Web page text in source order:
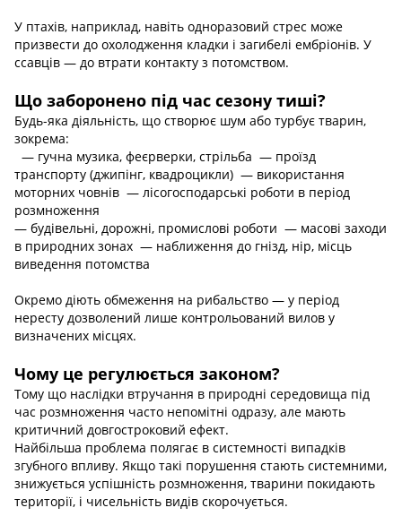
У птахів, наприклад, навіть одноразовий стрес може
призвести до охолодження кладки і загибелі ембріонів. У
ссавців — до втрати контакту з потомством.
Що заборонено під час сезону тиші?
Будь-яка діяльність, що створює шум або турбує тварин,
зокрема:
— гучна музика, феєрверки, стрільба — проїзд
транспорту (джипінг, квадроцикли) — використання
моторних човнів — лісогосподарські роботи в період
розмноження
— будівельні, дорожні, промислові роботи — масові заходи
в природних зонах — наближення до гнізд, нір, місць
виведення потомства
Окремо діють обмеження на рибальство — у період
нересту дозволений лише контрольований вилов у
визначених місцях.
Чому це регулюється законом?​​​​​​​
Тому що наслідки втручання в природні середовища під
час розмноження часто непомітні одразу, але мають
критичний довгостроковий ефект.
Найбільша проблема полягає в системності випадків
згубного впливу. Якщо такі порушення стають системними,
знижується успішність розмноження, тварини покидають
території, і чисельність видів скорочується.